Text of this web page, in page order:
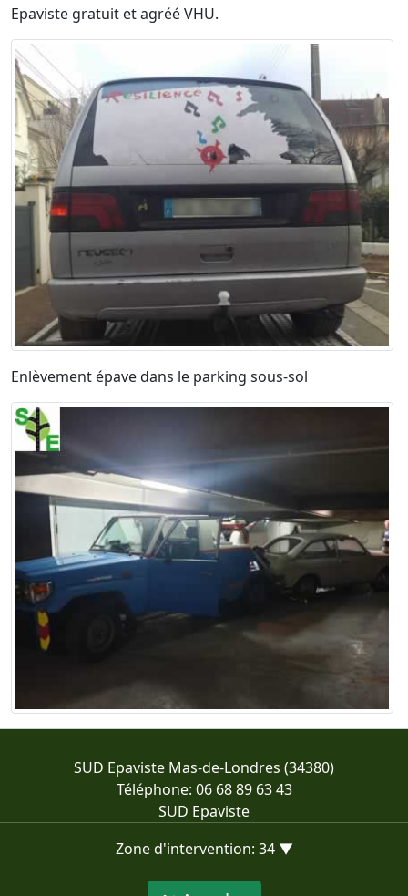
Epaviste gratuit et agréé VHU.
Enlèvement épave dans le parking sous-sol
SUD Epaviste Mas-de-Londres (34380)
Téléphone: 06 68 89 63 43
SUD Epaviste
Zone d'intervention: 34 ▼